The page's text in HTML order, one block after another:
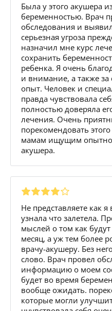
Была у этого акушера
беременностью. Врач
обследования и
серьезная угроза
назначил мне курс
сохранить
ребенка. Я очень
и внимание, а также
опыт. Человек и
правда чувствовала
полностью доверяла
лечения. Очень
порекомендовать
мамам ищущим
акушера.
Не представляете как
узнала что залетела.
мыслей о том как
месяц, а уж тем более
врачу-акушеру. Без
слово. Врач провел
информацию о моем
будет во время
вообще ожидать.
которые могли